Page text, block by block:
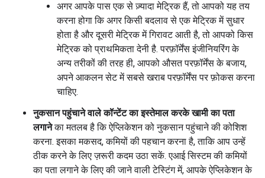
अगर आपके पास एक से ज़्यादा मेट्रिक हैं, तो आपको यह तय
करना होगा कि अगर किसी बदलाव से एक मेट्रिक में सुधार
होता है और दूसरी मेट्रिक में गिरावट आती है, तो आपको किस
मेट्रिक को प्राथमिकता देनी है. परफ़ॉर्मेंस इंजीनियरिंग के
अन्य तरीकों की तरह ही, आपको औसत परफ़ॉर्मेंस के बजाय,
अपने आकलन सेट में सबसे खराब परफ़ॉर्मेंस पर फ़ोकस करना
चाहिए.
नुकसान पहुंचाने वाले कॉन्टेंट का इस्तेमाल करके खामी का पता
लगानेका मतलब है कि ऐप्लिकेशन को नुकसान पहुंचाने की कोशिश
करना. इसका मकसद, कमियों की पहचान करना है, ताकि आप उन्हें
ठीक करने के लिए ज़रूरी कदम उठा सकें. एआई सिस्टम की कमियों
का पता लगाने के लिए की जाने वाली टेस्टिंग में, आपके ऐप्लिकेशन के